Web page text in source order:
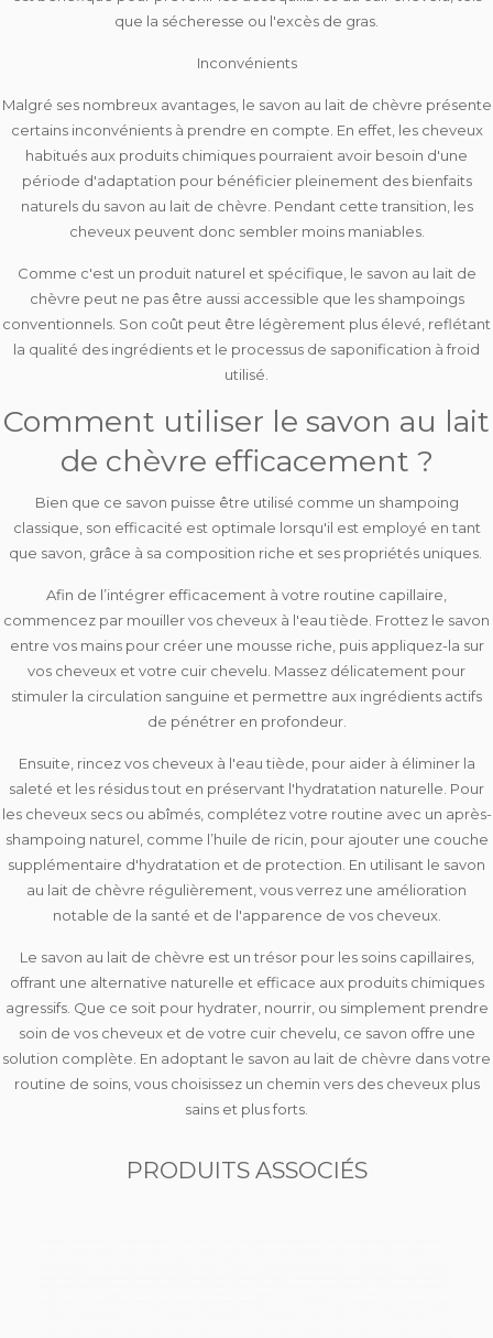
que la sécheresse ou l'excès de gras.
Inconvénients
Malgré ses nombreux avantages, le savon au lait de chèvre présente
certains inconvénients à prendre en compte. En effet, les cheveux
habitués aux produits chimiques pourraient avoir besoin d'une
période d'adaptation pour bénéficier pleinement des bienfaits
naturels du savon au lait de chèvre. Pendant cette transition, les
cheveux peuvent donc sembler moins maniables.
Comme c'est un produit naturel et spécifique, le savon au lait de
chèvre peut ne pas être aussi accessible que les shampoings
conventionnels. Son coût peut être légèrement plus élevé , reflétant
la qualité des ingrédients et le processus de saponification à froid
utilisé.
Comment utiliser le savon au lait
de chèvre efficacement ?
Bien que ce savon puisse être utilisé comme un shampoing
classique, son efficacité est optimale lorsqu'il est employé en tant
que savon , grâce à sa composition riche et ses propriétés uniques.
Afin de l’intégrer efficacement à votre routine capillaire,
commencez par mouiller vos cheveux à l'eau tiède . Frottez le savon
entre vos mains pour créer une mousse riche, puis appliquez-la sur
vos cheveux et votre cuir chevelu. Massez délicatement pour
stimuler la circulation sanguine et permettre aux ingrédients actifs
de pénétrer en profondeur.
Ensuite, rincez vos cheveux à l'eau tiède , pour aider à éliminer la
saleté et les résidus tout en préservant l'hydratation naturelle. Pour
les cheveux secs ou abîmés, complétez votre routine avec un après-
shampoing naturel , comme l’huile de ricin, pour ajouter une couche
supplémentaire d'hydratation et de protection. En utilisant le savon
au lait de chèvre régulièrement, vous verrez une amélioration
notable de la santé et de l'apparence de vos cheveux.
Le savon au lait de chèvre est un trésor pour les soins capillaires,
offrant une alternative naturelle et efficace aux produits chimiques
agressifs. Que ce soit pour hydrater, nourrir, ou simplement prendre
soin de vos cheveux et de votre cuir chevelu, ce savon offre une
solution complète. En adoptant le savon au lait de chèvre dans votre
routine de soins, vous choisissez un chemin vers des cheveux plus
sains et plus forts.
PRODUITS ASSOCIÉS